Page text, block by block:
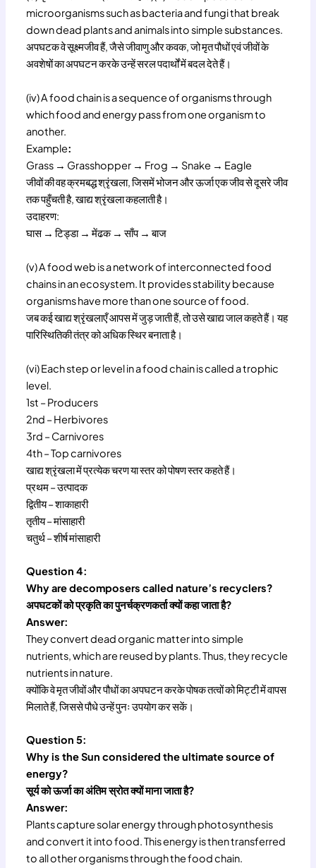
microorganisms such as bacteria and fungi that break
down dead plants and animals into simple substances.
अपघटक वे सूक्ष्मजीव हैं, जैसे जीवाणु और कवक, जो मृत पौधों एवं जीवों के
अवशेषों का अपघटन करके उन्हें सरल पदार्थों में बदल देते हैं।
(iv) A food chain is a sequence of organisms through
which food and energy pass from one organism to
another.
Example:
Grass → Grasshopper → Frog → Snake → Eagle
जीवों की वह क्रमबद्ध श्रृंखला, जिसमें भोजन और ऊर्जा एक जीव से दूसरे जीव
तक पहुँचती है, खाद्य श्रृंखला कहलाती है।
उदाहरण:
घास → टिड्डा → मेंढक → साँप → बाज
(v) A food web is a network of interconnected food
chains in an ecosystem. It provides stability because
organisms have more than one source of food.
जब कई खाद्य श्रृंखलाएँ आपस में जुड़ जाती हैं, तो उसे खाद्य जाल कहते हैं। यह
पारिस्थितिकी तंत्र को अधिक स्थिर बनाता है।
(vi) Each step or level in a food chain is called a trophic
level.
1st – Producers
2nd – Herbivores
3rd – Carnivores
4th – Top carnivores
खाद्य श्रृंखला में प्रत्येक चरण या स्तर को पोषण स्तर कहते हैं।
प्रथम – उत्पादक
द्वितीय – शाकाहारी
तृतीय – मांसाहारी
चतुर्थ – शीर्ष मांसाहारी
Question 4:
Why are decomposers called nature’s recyclers?
अपघटकों को प्रकृति का पुनर्चक्रणकर्ता क्यों कहा जाता है?
Answer:
They convert dead organic matter into simple
nutrients, which are reused by plants. Thus, they recycle
nutrients in nature.
क्योंकि वे मृत जीवों और पौधों का अपघटन करके पोषक तत्वों को मिट्टी में वापस
मिलाते हैं, जिससे पौधे उन्हें पुनः उपयोग कर सकें।
Question 5:
Why is the Sun considered the ultimate source of
energy?
सूर्य को ऊर्जा का अंतिम स्रोत क्यों माना जाता है?
Answer:
Plants capture solar energy through photosynthesis
and convert it into food. This energy is then transferred
to all other organisms through the food chain.